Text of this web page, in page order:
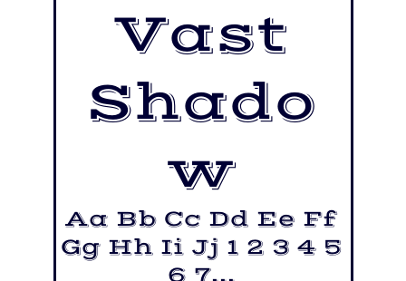
Vast
Shado
w
Aa Bb Cc Dd Ee Ff
Gg Hh Ii Jj 1 2 3 4 5
6 7...